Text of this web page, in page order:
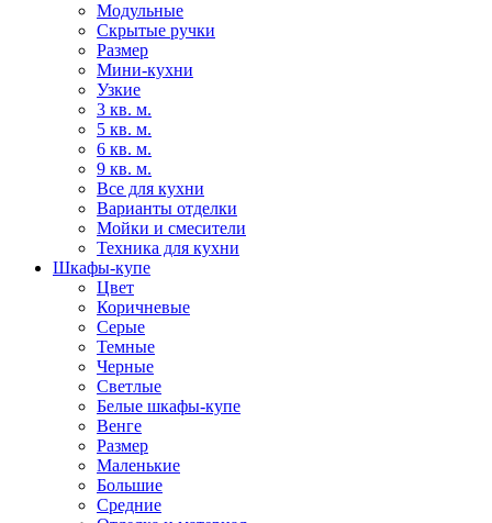
Модульные
Скрытые ручки
Размер
Мини-кухни
Узкие
3 кв. м.
5 кв. м.
6 кв. м.
9 кв. м.
Все для кухни
Варианты отделки
Мойки и смесители
Техника для кухни
Шкафы-купе
Цвет
Коричневые
Серые
Темные
Черные
Светлые
Белые шкафы-купе
Венге
Размер
Маленькие
Большие
Средние